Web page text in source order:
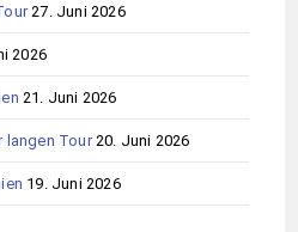
27. Juni 2026
2026
21. Juni 2026
langen Tour 20. Juni 2026
19. Juni 2026